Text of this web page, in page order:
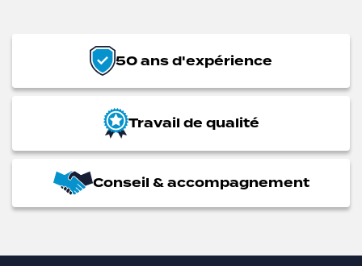
50 ans d'expérience
Travail de qualité
Conseil & accompagnement